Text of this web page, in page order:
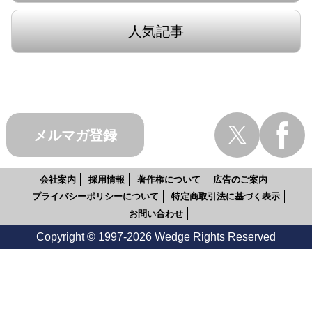
人気記事
メルマガ登録
会社案内 採用情報 著作権について
広告のご案内
プライバシーポリシーについて
特定商取引法に基づく表示
お問い合わせ
Copyright © 1997-2026 Wedge Rights Reserved